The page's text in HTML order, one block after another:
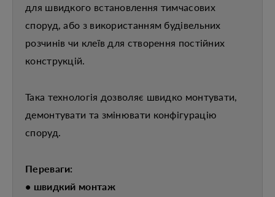
для швидкого встановлення тимчасових
споруд, або з використанням будівельних
розчинів чи клеїв для створення постійних
конструкцій.
Така технологія дозволяє швидко монтувати,
демонтувати та змінювати конфігурацію
споруд.
Переваги:
• швидкий монтаж